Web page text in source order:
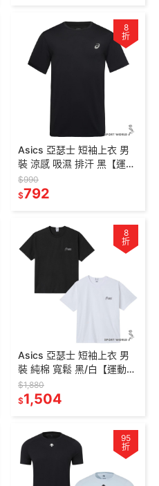
8
折
Asics 亞瑟士 短袖上衣 男
裝 涼感 吸濕 排汗 黑【運動
世界】2031F499-001
$990
$792
8
折
Asics 亞瑟士 短袖上衣 男
裝 純棉 寬鬆 黑/白【運動世
界】2203A369-
001/2203A369-100
$1,880
$1,504
95
折